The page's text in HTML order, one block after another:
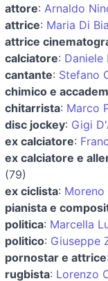
attore: Arnaldo
attrice: Maria Di
attrice
calciatore: Daniele
cantante: Stefano
chimico e
chitarrista: Marco
disc jockey: Gigi
ex calciatore:
ex calciatore e
(79)
ex ciclista: Moreno
pianista e
politica: Marcella
politico: Giuseppe
pornostar e attrice:
rugbista: Lorenzo